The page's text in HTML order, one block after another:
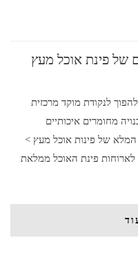
של פינת אוכל מעץ
לנקודת מוקד מרכזית
מחומרים איכותיים
המלא של פינות אוכל מעץ >
פינת האוכל ממלאת